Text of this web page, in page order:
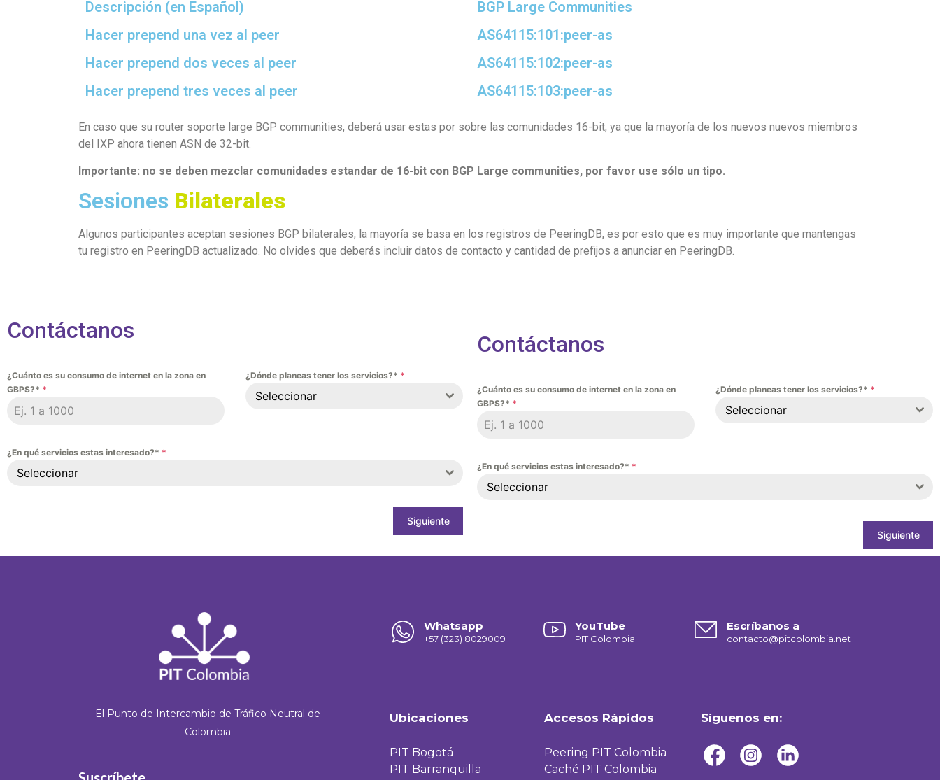
Descripción (en Español)
BGP Large Communities
Hacer prepend una vez al peer
AS64115:101:peer-as
Hacer prepend dos veces al peer
AS64115:102:peer-as
Hacer prepend tres veces al peer
AS64115:103:peer-as
En caso que su router soporte large BGP communities, deberá usar estas por sobre las comunidades 16-bit, ya que la mayoría de los nuevos nuevos miembros
del IXP ahora tienen ASN de 32-bit.
Importante: no se deben mezclar comunidades estandar de 16-bit con BGP Large communities, por favor use sólo un tipo.
Sesiones Bilaterales
Algunos participantes aceptan sesiones BGP bilaterales, la mayoría se basa en los registros de PeeringDB, es por esto que es muy importante que mantengas
tu registro en PeeringDB actualizado. No olvides que deberás incluir datos de contacto y cantidad de prefijos a anunciar en PeeringDB.
Contáctanos
¿Cuánto es su consumo de internet en la zona en
GBPS?* *
¿Dónde planeas tener los servicios?* *
Seleccionar
¿En qué servicios estas interesado?* *
Seleccionar
Siguiente
Contáctanos
¿Cuánto es su consumo de internet en la zona en
GBPS?* *
¿Dónde planeas tener los servicios?* *
Seleccionar
¿En qué servicios estas interesado?* *
Seleccionar
Siguiente
Whatsapp
+57 (323) 8029009
YouTube
PIT Colombia
Escríbanos a
contacto@pitcolombia.net
El Punto de Intercambio de Tráfico Neutral de
Colombia
Ubicaciones
PIT Bogotá
PIT Barranquilla
Accesos Rápidos
Peering PIT Colombia
Caché PIT Colombia
Síguenos en: